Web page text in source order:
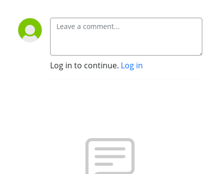
Log in to continue. Log in